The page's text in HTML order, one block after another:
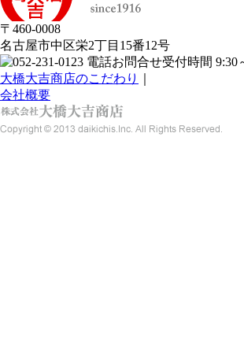
〒460-0008
名古屋市中区栄2丁目15番12号
大橋大吉商店のこだわり
会社概要